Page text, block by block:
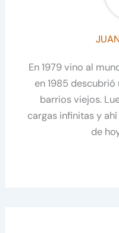
En 1979 vino al
en 1985
barrios viejos.
cargas infinitas y
de